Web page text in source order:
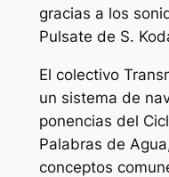
gracias a los
Pulsate de S.
El colectivo
un sistema de
ponencias del
Palabras de
conceptos